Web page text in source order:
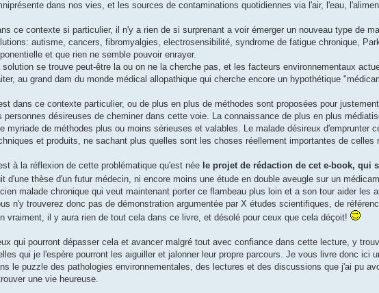
dans nos vies, et les sources de contaminations quotidiennes via l'air, l'eau,
ce contexte si particulier, il n'y a rien de si surprenant a voir émerger un nouveau type de
autisme, cancers, fibromyalgies, electrosensibilité, syndrome de fatigue chronique,
et que rien ne semble pouvoir enrayer.
solution se trouve peut-être la ou on ne la cherche pas, et les facteurs environnementaux
au grand dam du monde médical allopathique qui cherche encore un hypothétique
dans ce contexte particulier, ou de plus en plus de méthodes sont proposées pour
personnes désireuses de cheminer dans cette voie. La connaissance de plus en plus
myriade de méthodes plus ou moins sérieuses et valables. Le malade désireux d'emprunter
et produits, ne sachant plus quelles sont les choses réellement importantes de celles
à la réflexion de cette problématique qu'est née le projet de rédaction de cet e-book, qui
d'une thèse d'un futur médecin, ni encore moins une étude en double aveugle sur un
malade chronique qui veut maintenant porter ce flambeau plus loin et a son tour aider les
n'y trouverez donc pas de démonstration argumentée par X études scientifiques, de
vraiment, il y aura rien de tout cela dans ce livre, et désolé pour ceux que cela déçoit!
qui pourront dépasser cela et avancer malgré tout avec confiance dans cette lecture, y
qui je l'espère pourront les aiguiller et jalonner leur propre parcours. Je vous livre donc ici
le puzzle des pathologies environnementales, des lectures et des discussions que j'ai pu
une vie heureuse.